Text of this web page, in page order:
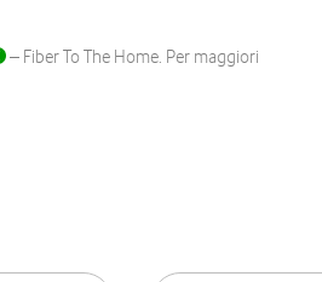
– Fiber To The Home. Per maggiori